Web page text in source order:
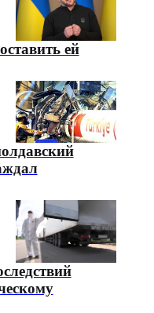
ей